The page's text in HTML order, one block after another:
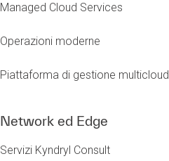
Managed Cloud Services
Operazioni moderne
Piattaforma di gestione multicloud
Network ed Edge
Servizi Kyndryl Consult